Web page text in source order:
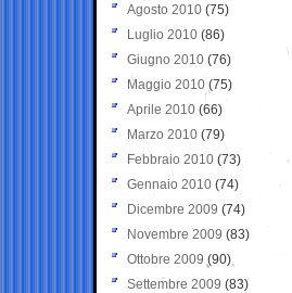
Agosto 2010 (75)
Luglio 2010 (86)
Giugno 2010 (76)
Maggio 2010 (75)
Aprile 2010 (66)
Marzo 2010 (79)
Febbraio 2010 (73)
Gennaio 2010 (74)
Dicembre 2009 (74)
Novembre 2009 (83)
Ottobre 2009 (90)
Settembre 2009 (83)